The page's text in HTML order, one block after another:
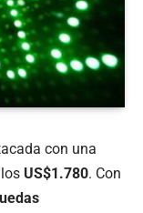
con una
US$1.780. Con